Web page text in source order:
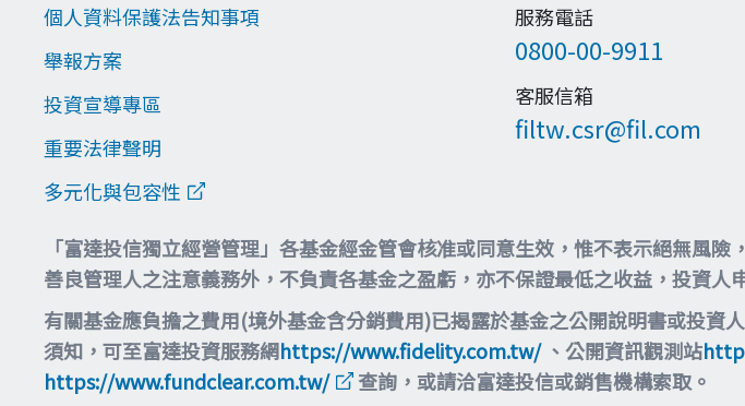
個人資料保護法告知事項
舉報方案
投資宣導專區
重要法律聲明
多元化與包容性
服務電話
0800-00-9911
客服信箱
filtw.csr@fil.com
「富達投信獨立經營管理」各基金經金管會核准或同意生效，惟不表示絕無風
善良管理人之注意義務外，不負責各基金之盈虧，亦不保證最低之收益，投資人
有關基金應負擔之費用(境外基金含分銷費用)已揭露於基金之公開說明書或投
須知，可至富達投資服務網https://www.fidelity.com.tw/、公開資訊觀測站
https://www.fundclear.com.tw/
查詢，或請洽富達投信或銷售機構索取。